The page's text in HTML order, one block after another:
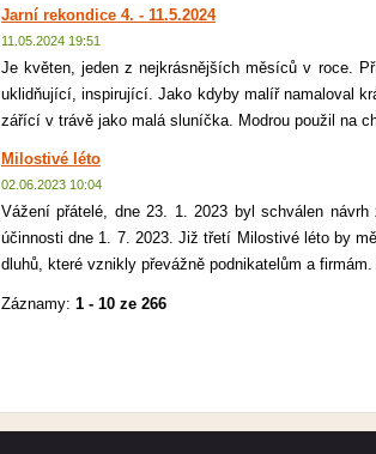
Jarní rekondice 4. - 11.5.2024
11.05.2024 19:51
Je květen, jeden z nejkrásnějších měsíců v roce.
uklidňující, inspirující. Jako kdyby malíř namaloval
zářící v trávě jako malá sluníčka. Modrou použil na
Milostivé léto
02.06.2023 10:04
Vážení přátelé, dne 23. 1. 2023 byl schválen
účinnosti dne 1. 7. 2023. Již třetí Milostivé léto by
dluhů, které vznikly převážně podnikatelům a
Záznamy: 1 - 10 ze 266